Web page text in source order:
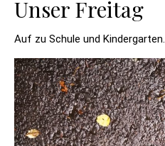
Unser Freitag
Auf zu Schule und Kindergarten.